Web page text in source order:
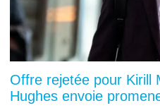
Offre rejetée pour Kirill
Hughes envoie